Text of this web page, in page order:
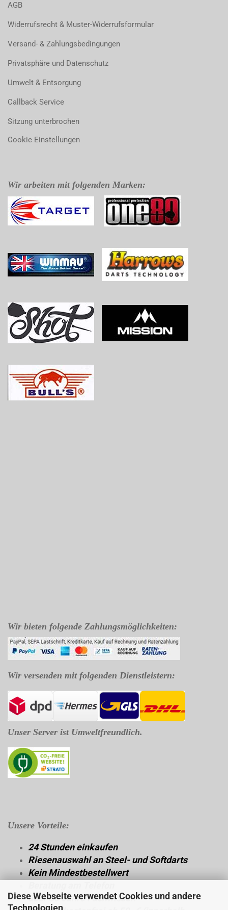
Diese Webseite verwendet Cookies und andere
Technologien
AGB
Widerrufsrecht & Muster-Widerrufsformular
Versand- & Zahlungsbedingungen
Privatsphäre und Datenschutz
Umwelt & Entsorgung
Callback Service
Sitzung unterbrochen
Cookie Einstellungen
Wir arbeiten mit folgenden Marken:
Wir bieten folgende Zahlungsmöglichkeiten:
Wir versenden mit folgenden Dienstleistern:
Unser Server ist Umweltfreundlich.
Unsere Vorteile:
24 Stunden einkaufen
Riesenauswahl an Steel- und Softdarts
Kein Mindestbestellwert
über 30 Jahre Fachwissen